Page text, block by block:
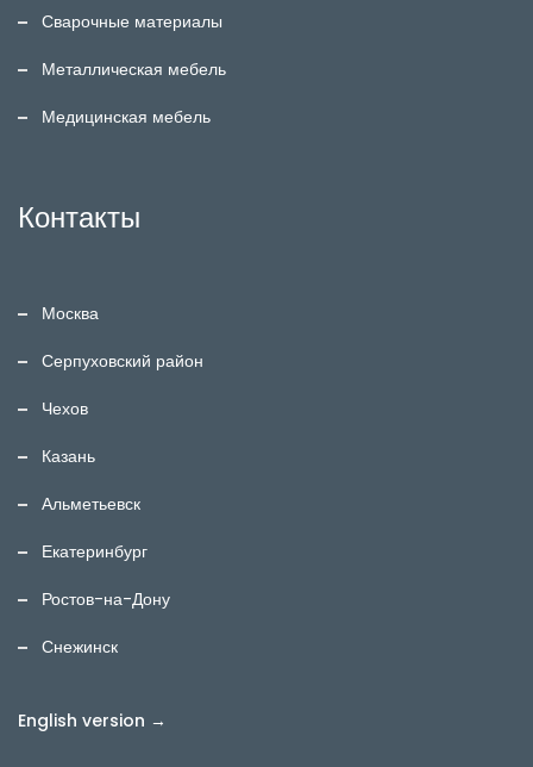
Сварочные материалы
Металлическая мебель
Медицинская мебель
Контакты
Москва
Серпуховский район
Чехов
Казань
Альметьевск
Екатеринбург
Ростов-на-Дону
Снежинск
English version →